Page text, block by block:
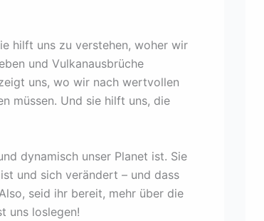
hilft uns zu verstehen, woher wir
und Vulkanausbrüche
uns, wo wir nach wertvollen
müssen. Und sie hilft uns, die
dynamisch unser Planet ist. Sie
und sich verändert – und dass
seid ihr bereit, mehr über die
uns loslegen!